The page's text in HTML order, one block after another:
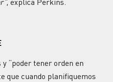
explica Perkins.
“poder tener orden en
que cuando planifiquemos